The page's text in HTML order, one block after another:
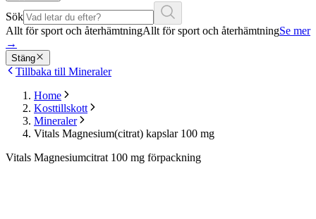
Sök
Allt för sport och återhämtningAllt för sport och återhämtningSe mer
→
Stäng
Tillbaka till Mineraler
Home
Kosttillskott
Mineraler
Vitals Magnesium(citrat) kapslar 100 mg
Vitals Magnesiumcitrat 100 mg förpackning